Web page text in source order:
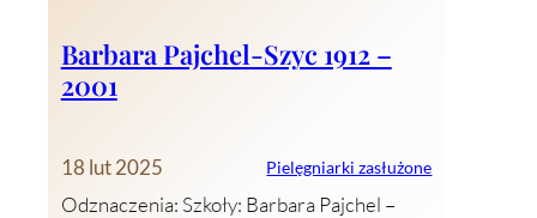
Barbara Pajchel-Szyc 1912 –
2001
18 lut 2025 Pielęgniarki zasłużone
Odznaczenia: Szkoły: Barbara Pajchel –